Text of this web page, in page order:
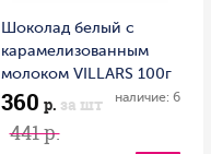
Шоколад белый с
карамелизованным
молоком VILLARS 100г
1/16 Швейцария
360 р. за шт
441 р.
наличие: 6